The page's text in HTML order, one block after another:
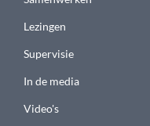
Lezingen
Supervisie
In de media
Video's